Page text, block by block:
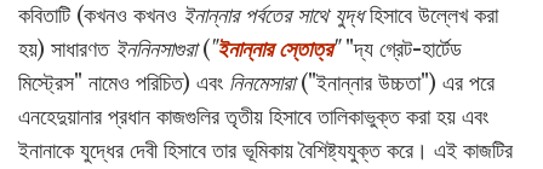
কবিতাটি (কখনও কখনও ইনান্নার পর্বতের সাথে যুদ্ধহিসাবে উল্লেখ করা
হয়) সাধারণত ইননিনসাগুরা("ইনান্নার স্তোত্র""দ্য গ্রেট-হার্টেড
মিস্ট্রেস" নামেও পরিচিত) এবং নিনমেসারা("ইনান্নার উচ্চতা") এর পরে
এনহেদুয়ানার প্রধান কাজগুলির তৃতীয় হিসাবে তালিকাভুক্ত করা হয় এবং
ইনানাকে যুদ্ধের দেবী হিসাবে তার ভূমিকায় বৈশিষ্ট্যযুক্ত করে। এই কাজটির